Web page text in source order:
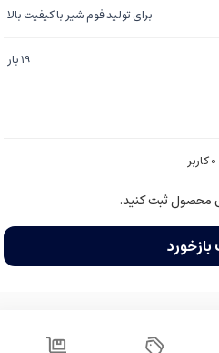
برای تولید فوم شیر با کیفیت بالا
19 بار
محصول ثبت کنید.